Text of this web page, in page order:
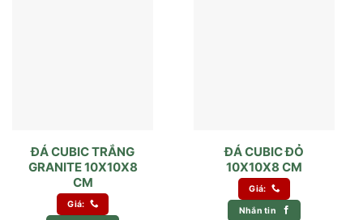
ĐÁ CUBIC TRẮNG
GRANITE 10X10X8
CM
Giá:
ĐÁ CUBIC ĐỎ
10X10X8 CM
Giá:
Nhắn tin